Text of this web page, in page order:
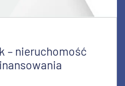
– nieruchomość